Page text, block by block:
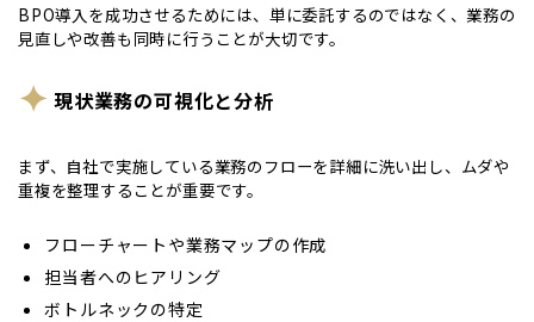
BPO導入を成功させるためには、単に委託するのではなく、業務の
見直しや改善も同時に行うことが大切です。
現状業務の可視化と分析
まず、自社で実施している業務のフローを詳細に洗い出し、ムダや
重複を整理することが重要です。
フローチャートや業務マップの作成
担当者へのヒアリング
ボトルネックの特定